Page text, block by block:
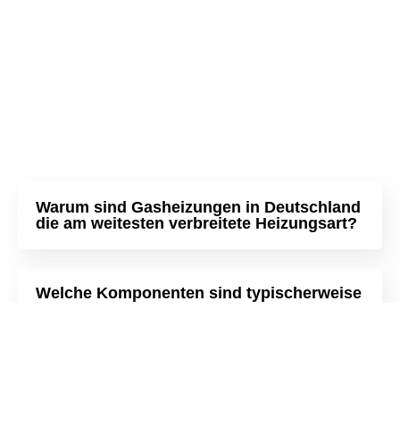
Warum sind Gasheizungen in Deutschland
die am weitesten verbreitete Heizungsart?
Welche Komponenten sind typischerweise